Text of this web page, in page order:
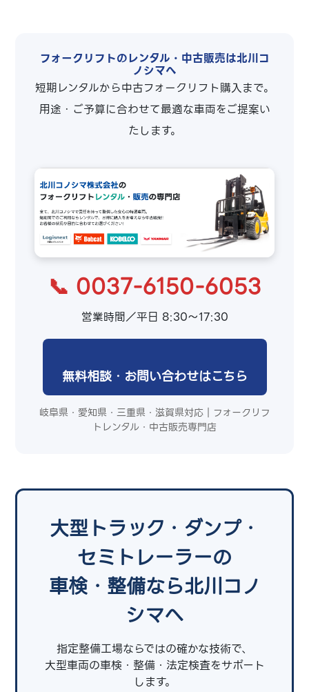
フォークリフトのレンタル・中古販売は北川コ
ノシマへ
短期レンタルから中古フォークリフト購入まで。
用途・ご予算に合わせて最適な車両をご提案い
たします。
📞 0037-6150-6053
営業時間／平日 8:30～17:30
無料相談・お問い合わせはこちら
岐阜県・愛知県・三重県・滋賀県対応｜フォークリフ
トレンタル・中古販売専門店
大型トラック・ダンプ・
セミトレーラーの
車検・整備なら北川コノ
シマへ
指定整備工場ならではの確かな技術で、
大型車両の車検・整備・法定検査をサポート
します。